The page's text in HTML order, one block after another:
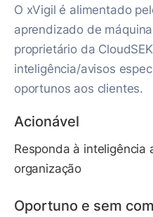
O xVigil é alimentado
aprendizado de
proprietário da
inteligência/avisos
oportunos aos clientes.
Acionável
Responda à inteligência
organização
Oportuno e sem